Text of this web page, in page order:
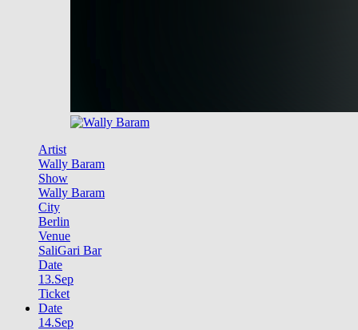
Artist
Wally Baram
Show
Wally Baram
City
Berlin
Venue
SaliGari Bar
Date
13.Sep
Ticket
Date
14.Sep